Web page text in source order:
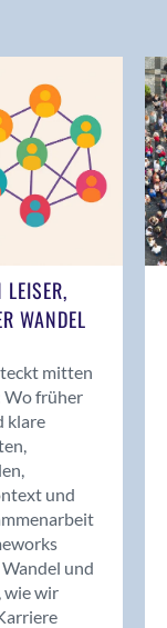
LEISER,
WANDEL
mitten
Wo früher
klare
und
und
wie wir